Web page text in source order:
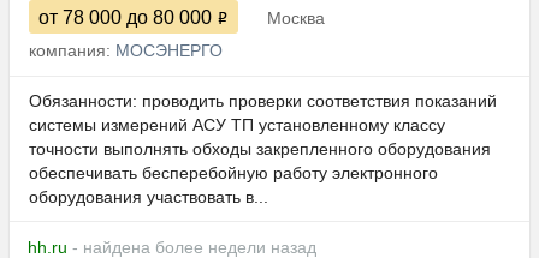
от 78 000 до 80 000
Москва
компания: МОСЭНЕРГО
Обязанности: проводить проверки соответствия показаний
системы измерений АСУ ТП установленному классу
точности выполнять обходы закрепленного оборудования
обеспечивать бесперебойную работу электронного
оборудования участвовать в...
hh.ru - найдена более недели назад